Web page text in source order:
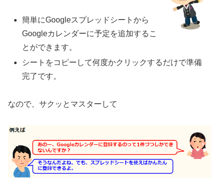
簡単にGoogleスプレッドシートから
Googleカレンダーに予定を追加するこ
とができます。
シートをコピーして何度かクリックするだけで準備
完了です。
なので、サクッとマスターして